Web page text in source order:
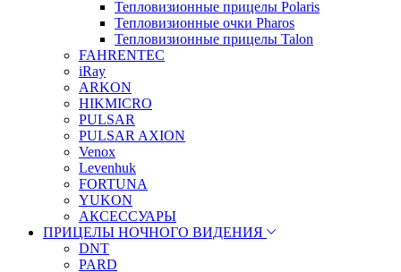
Тепловизионные прицелы Polaris
Тепловизионные очки Pharos
Тепловизионные прицелы Talon
FAHRENTEC
iRay
ARKON
HIKMICRO
PULSAR
PULSAR AXION
Venox
Levenhuk
FORTUNA
YUKON
АКСЕССУАРЫ
ПРИЦЕЛЫ НОЧНОГО ВИДЕНИЯ
DNT
PARD